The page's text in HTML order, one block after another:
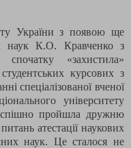
України з появою ще
наук К.О. Кравченко з
«захистила»
курсових з
спеціалізованої вченої
університету
пройшла дружню
атестації наукових
наук. Це сталося не